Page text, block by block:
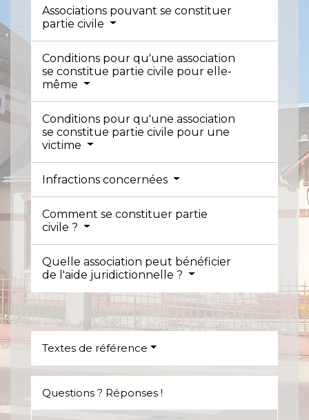
Associations pouvant se constituer
partie civile
Conditions pour qu'une association
se constitue partie civile pour elle-
même
Conditions pour qu'une association
se constitue partie civile pour une
victime
Infractions concernées
Comment se constituer partie
civile ?
Quelle association peut bénéficier
de l'aide juridictionnelle ?
Textes de référence
Questions ? Réponses !